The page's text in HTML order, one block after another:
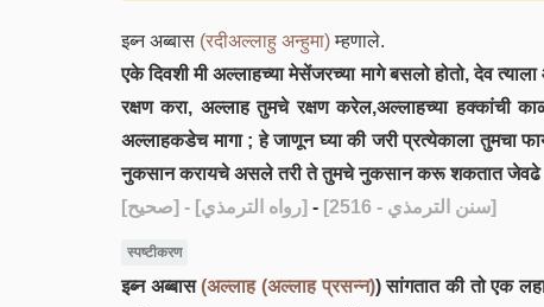
इब्न अब्बास (रदीअल्लाहु अन्हुमा)म्हणाले.
एके दिवशी मी अल्लाहच्या मेसेंजरच्या मागे बसलो होतो, देव
रक्षण करा, अल्लाह तुमचे रक्षण करेल,अल्लाहच्या हक्कांची
अल्लाहकडेच मागा ; हे जाणून घ्या की जरी प्रत्येकाला तुमचा
नुकसान करायचे असले तरी ते तुमचे नुकसान करू शकतात जेवढे
[صحيح]
- [رواه الترمذي] - [سنن الترمذي - 2516]
स्पष्टीकरण
इब्न अब्बास(अल्लाह (अल्लाह प्रसन्न)) सांगतात की तो एक